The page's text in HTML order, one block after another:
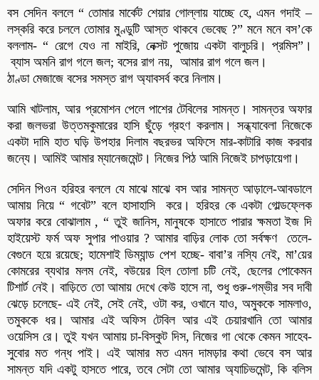
বস সেদিন বললে “ তোমার মার্কেট শেয়ার গোল্লায় যাচ্ছে হে, এমন গদাই –
লস্করি করে চললে তোমার মুণ্ডুটি আস্ত থাকবে ভেবেছ ?” মনে মনে বস’কে
বললাম- “ রেগে যেও না মাইরি, নেক্সট পুজোয় একটা বালুচরি। প্রমিস”।
ব্যাস অমনি রাগ গলে জল; বসের রাগ নয়, আমার রাগ গলে জল।
ঠাণ্ডা মেজাজে বসের সমস্ত রাগ অ্যাবসর্ব করে নিলাম।
আমি খাটলাম, আর প্রমোশন পেলে পাশের টেবিলের সামন্ত। সামন্তর অফার
করা জলভরা উত্তমকুমারের হাসি ছুঁড়ে গ্রহণ করলাম। সন্ধ্যাবেলা নিজেকে
একটা দামি হাত ঘড়ি উপহার দিলাম বছরভর অফিসে মার-কাটারি কাজ করবার
জন্যে। আমিই আমার ম্যানেজমেন্ট। নিজের পিঠ আমি নিজেই চাপড়ায়েগা।
সেদিন পিওন হরিহর বললে যে মাঝে মাঝে বস আর সামন্ত আড়ালে-আবডালে
আমায় নিয়ে “ গবেট” বলে হাসাহাসি করে। হরিহর কে একটা গোল্ডফ্লেক
অফার করে বোঝালাম , “ তুই জানিস, মানুষকে হাসাতে পারার ক্ষমতা ইজ দি
হাইয়েস্ট ফর্ম অফ সুপার পাওয়ার ? আমার বাড়ির লোক তো সর্বক্ষণ তেলে-
বেগুনে হয়ে রয়েছে; হামেশাই ডিম্যান্ড পেশ হচ্ছে- বাবা’র নস্যি নেই, মা’য়ের
কোমরের ব্যথার মলম নেই, বউয়ের হিল তোলা চটি নেই, ছেলের পোকেমন
টিশার্ট নেই। বাড়িতে তো আমায় দেখে কেউ হাসে না, শুধু গুরু-গম্ভীর সব দাবী
ঝেড়ে চলেছে- এই নেই, সেই নেই, ওটা কর, ওখানে যাও, অমুককে সামলাও,
তমুককে ধর। আমার এই অফিস টেবিল আর এই চেয়ারখানি তো আমার
ওয়েসিস রে। তুই যখন আমায় চা-বিস্কুট দিস, নিজের গা থেকে কেমন সাহেব-
সুবোর মত গন্ধ পাই। এই আমার মত এমন দামড়ার কথা ভেবে বস আর
সামন্ত যদি একটু হাসতে পারে, তবে সেটা তো আমার অ্যাচিভমেন্ট, কি বলিস